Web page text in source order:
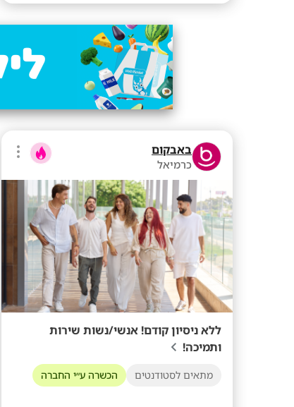
באבקום
כרמיאל
ללא ניסיון קודם! אנשי/נשות שירות
ותמיכה!
מתאים לסטודנטים הכשרה ע״י החברה